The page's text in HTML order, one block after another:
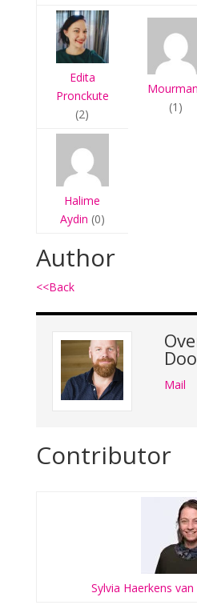
Edita
Pronckute
(2)
(1)
Halime
Aydin (0)
Author
<<Back
Mail
Contributor
Sylvia Haerkens